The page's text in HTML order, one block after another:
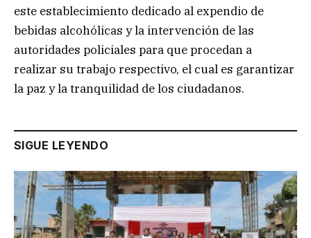
este establecimiento dedicado al expendio de
bebidas alcohólicas y la intervención de las
autoridades policiales para que procedan a
realizar su trabajo respectivo, el cual es garantizar
la paz y la tranquilidad de los ciudadanos.
SIGUE LEYENDO